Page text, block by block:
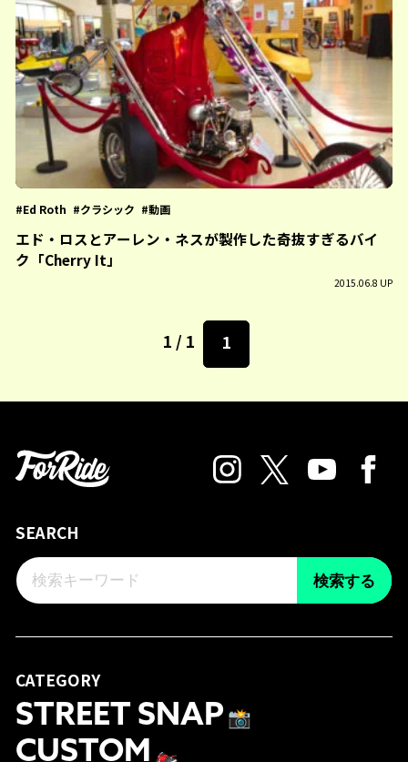
Ed Roth クラシック 動画
エド・ロスとアーレン・ネスが製作した奇抜すぎるバイ
ク「Cherry It」
2015.06.8 UP
1 / 1 1
SEARCH
検索する
CATEGORY
STREET SNAP 📸
CUSTOM 🏍